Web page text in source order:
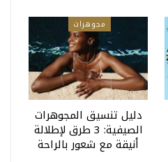
مجوهرات
دليل تنسيق المجوهرات
الصيفية: 3 طرق لإطلالة
أنيقة مع شعور بالراحة